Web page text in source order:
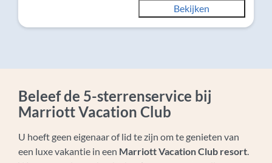
Bekijken
Beleef de 5-sterrenservice bij
Marriott Vacation Club
U hoeft geen eigenaar of lid te zijn om te genieten van
een luxe vakantie in een Marriott Vacation Club resort.